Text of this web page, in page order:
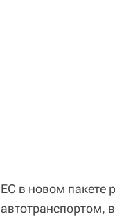
ЕС в новом пакете
автотранспортом,